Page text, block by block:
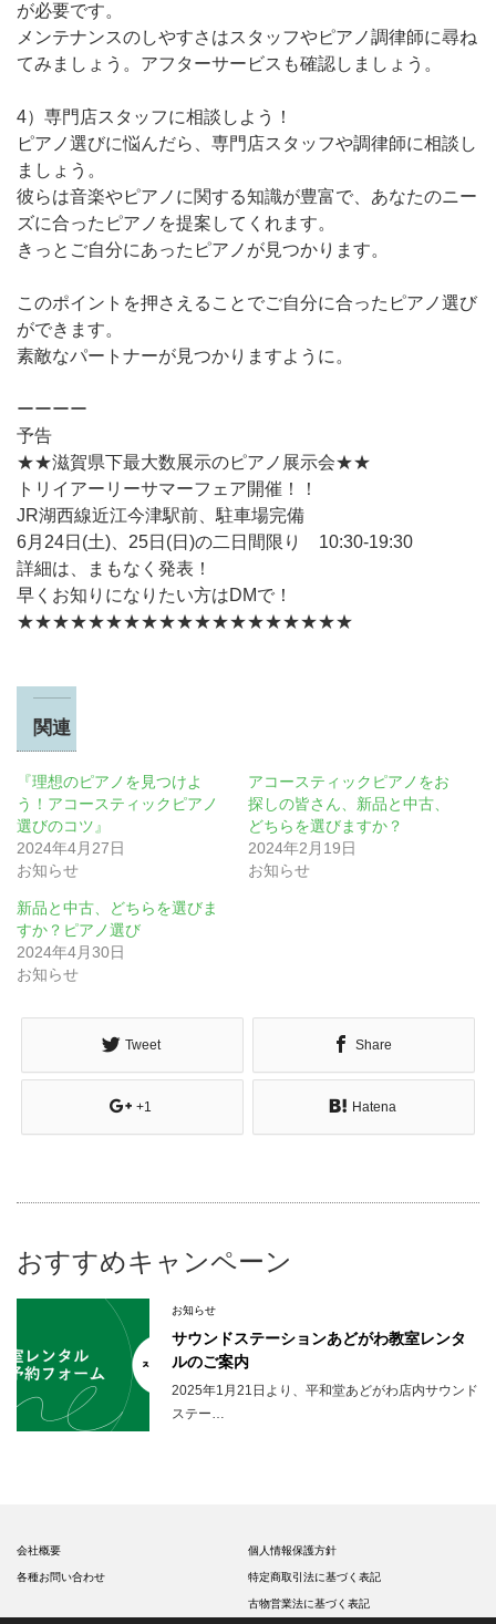
が必要です。
メンテナンスのしやすさはスタッフやピアノ調律師に尋ね
てみましょう。アフターサービスも確認しましょう。
4）専門店スタッフに相談しよう！
ピアノ選びに悩んだら、専門店スタッフや調律師に相談し
ましょう。
彼らは音楽やピアノに関する知識が豊富で、あなたのニー
ズに合ったピアノを提案してくれます。
きっとご自分にあったピアノが見つかります。
このポイントを押さえることでご自分に合ったピアノ選び
ができます。
素敵なパートナーが見つかりますように。
ーーーー
予告
★★滋賀県下最大数展示のピアノ展示会★★
トリイアーリーサマーフェア開催！！
JR湖西線近江今津駅前、駐車場完備
6月24日(土)、25日(日)の二日間限り 10:30-19:30
詳細は、まもなく発表！
早くお知りになりたい方はDMで！
★★★★★★★★★★★★★★★★★★★
関連
『理想のピアノを見つけよ
う！アコースティックピアノ
選びのコツ』
2024年4月27日
お知らせ
アコースティックピアノをお
探しの皆さん、新品と中古、
どちらを選びますか？
2024年2月19日
お知らせ
新品と中古、どちらを選びま
すか？ピアノ選び
2024年4月30日
お知らせ
Tweet Share
+1 Hatena
おすすめキャンペーン
お知らせ
サウンドステーションあどがわ教室レンタ
ルのご案内
2025年1月21日より、平和堂あどがわ店内サウンド
ステー…
会社概要
各種お問い合わせ
個人情報保護方針
特定商取引法に基づく表記
古物営業法に基づく表記